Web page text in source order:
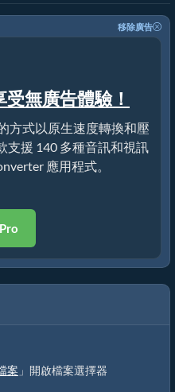
移除廣告
無廣告體驗！
方式以原生速度轉換和壓
支援 140 多種音訊和視訊
應用程式。
案 」開啟檔案選擇器